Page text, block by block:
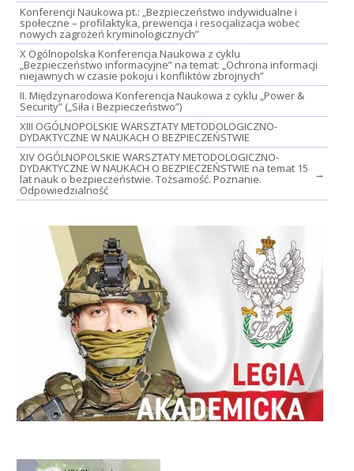
Konferencji Naukowa pt.: „Bezpieczeństwo indywidualne i
społeczne – profilaktyka, prewencja i resocjalizacja wobec
nowych zagrożeń kryminologicznych”
X Ogólnopolska Konferencja Naukowa z cyklu
„Bezpieczeństwo informacyjne” na temat: „Ochrona informacji
niejawnych w czasie pokoju i konfliktów zbrojnych”
II. Międzynarodowa Konferencja Naukowa z cyklu „Power &
Security” („Siła i Bezpieczeństwo”)
XIII OGÓLNOPOLSKIE WARSZTATY METODOLOGICZNO-
DYDAKTYCZNE W NAUKACH O BEZPIECZEŃSTWIE
XIV OGÓLNOPOLSKIE WARSZTATY METODOLOGICZNO-
DYDAKTYCZNE W NAUKACH O BEZPIECZEŃSTWIE na temat 15
lat nauk o bezpieczeństwie. Tożsamość. Poznanie.
Odpowiedzialność
→